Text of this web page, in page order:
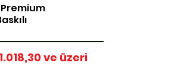
Bakış
ve üzeri